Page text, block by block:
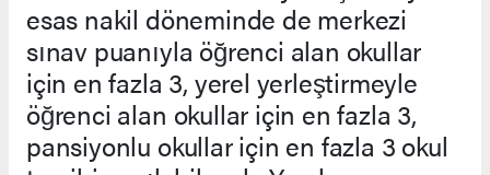
esas nakil döneminde de merkezi
sınav puanıyla öğrenci alan okullar
için en fazla 3, yerel yerleştirmeyle
öğrenci alan okullar için en fazla 3,
pansiyonlu okullar için en fazla 3 okul